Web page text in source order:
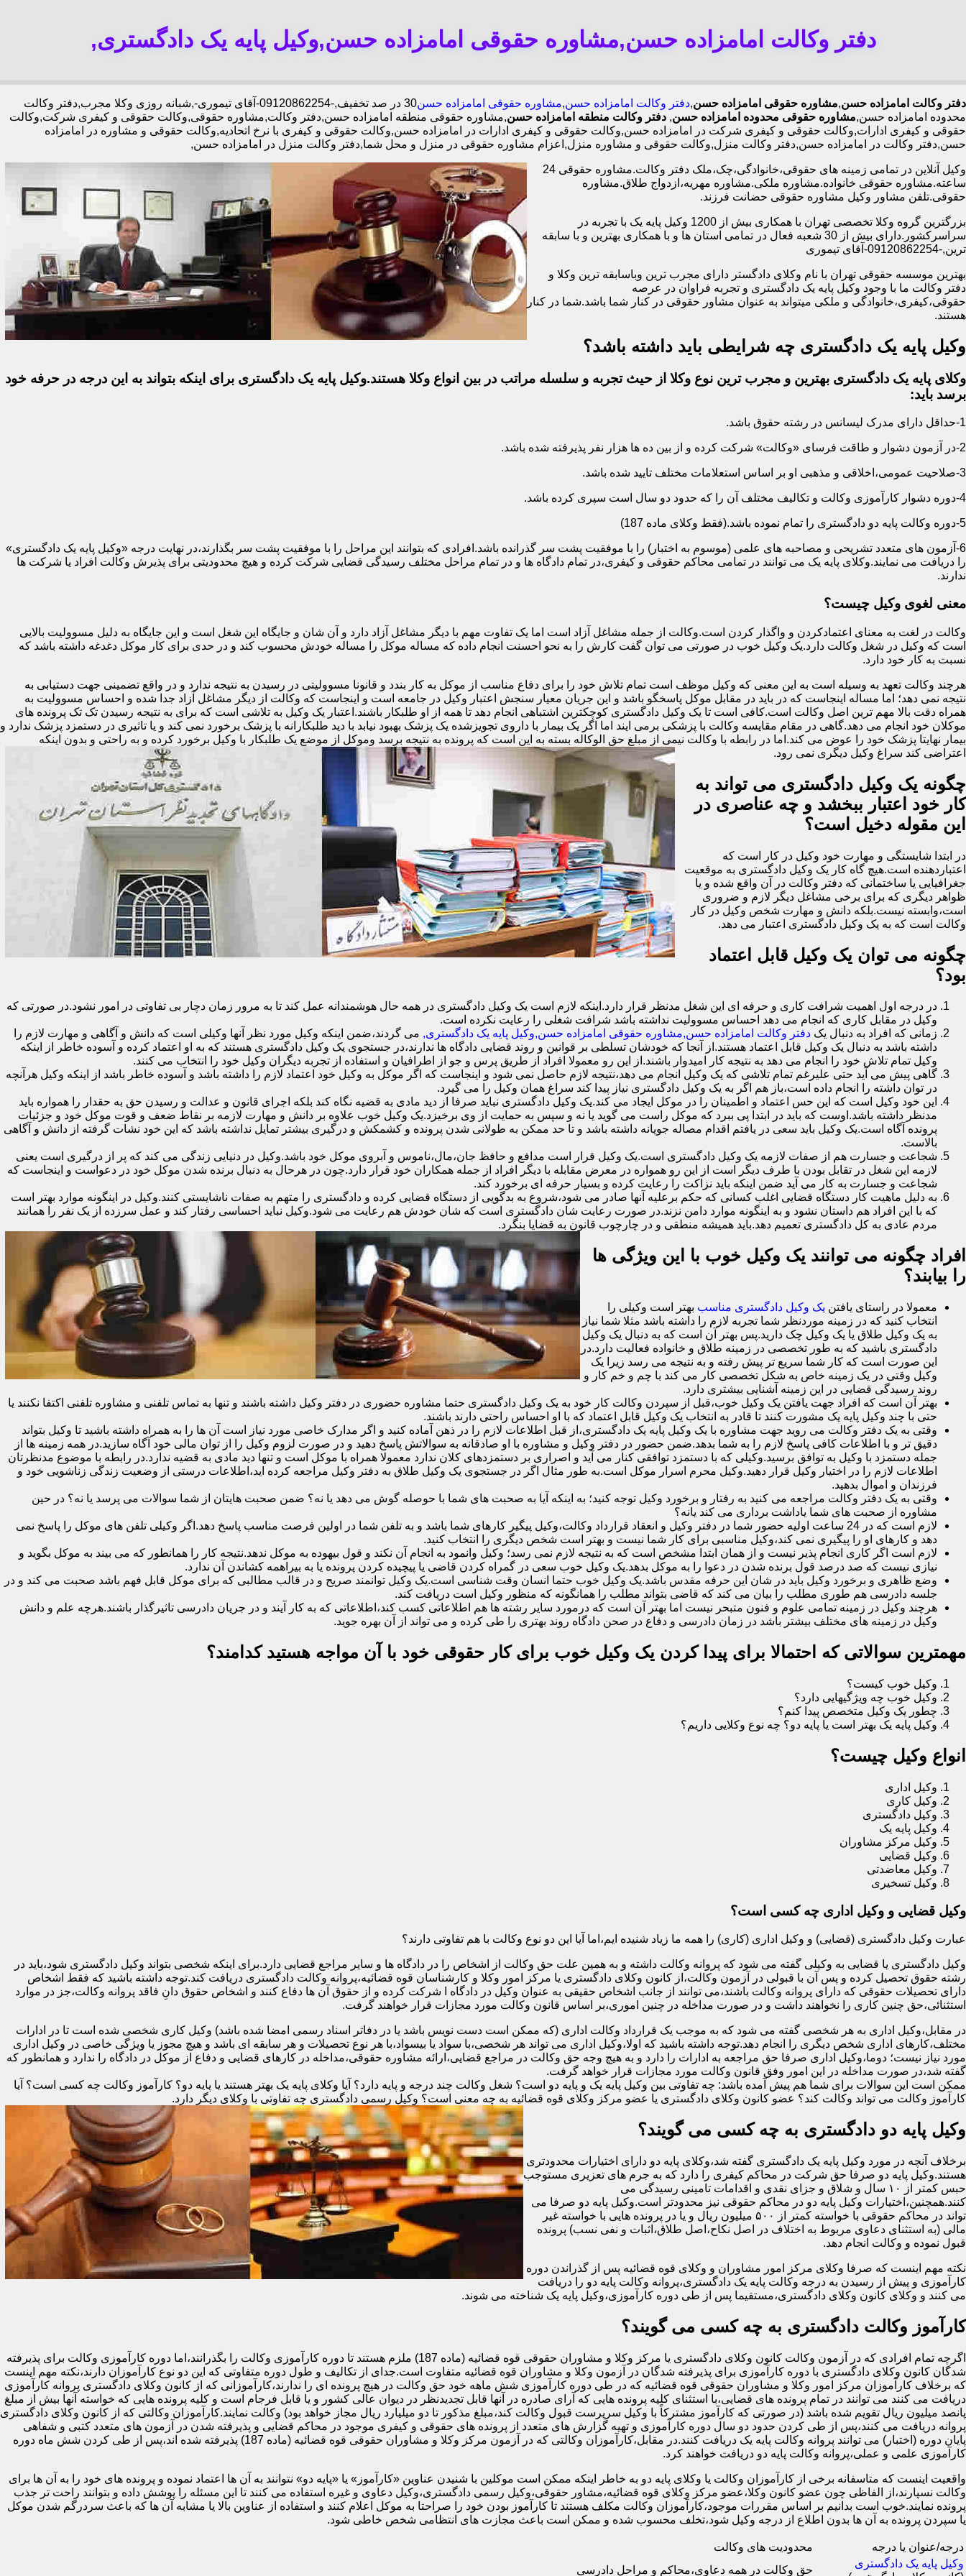
دفتر وکالت امامزاده حسن,مشاوره حقوقی امامزاده حسن,وکیل پایه یک دادگستری,
دفتر وکالت امامزاده حسن,مشاوره حقوقی امامزاده حسن,دفتر وکالت امامزاده حسن,مشاوره حقوقی امامزاده حسن
30 در صد تخفیف,-09120862254-آقای تیموری-,شبانه روزی وکلا مجرب,دفتر وکالت
محدوده امامزاده حسن,مشاوره حقوقی محدوده امامزاده حسن, دفتر وکالت منطقه امامزاده حسن,مشاوره حقوقی منطقه امامزاده حسن,دفتر وکالت,مشاوره حقوقی,وکالت حقوقی و کیفری شرکت,وکالت
حقوقی و کیفری ادارات,وکالت حقوقی و کیفری شرکت در امامزاده حسن,وکالت حقوقی و کیفری ادارات در امامزاده حسن,وکالت حقوقی و کیفری با نرخ اتحادیه,وکالت حقوقی و مشاوره در امامزاده
حسن,دفتر وکالت در امامزاده حسن,دفتر وکالت منزل,وکالت حقوقی و مشاوره منزل,اعزام مشاوره حقوقی در منزل و محل شما,دفتر وکالت منزل در امامزاده حسن,
وکیل آنلاین در تمامی زمینه های حقوقی،خانوادگی،چک،ملک دفتر وکالت.مشاوره حقوقی 24
ساعته.مشاوره حقوقی خانواده.مشاوره ملکی.مشاوره مهریه،ازدواج طلاق.مشاوره
حقوقی.تلفن مشاور وکیل مشاوره حقوقی حضانت فرزند.
بزرگترین گروه وکلا تخصصی تهران با همکاری بیش از 1200 وکیل پایه یک با تجربه در
سراسرکشور.دارای بیش از 30 شعبه فعال در تمامی استان ها و با همکاری بهترین و با سابقه
ترین,-09120862254-آقای تیموری
بهترین موسسه حقوقی تهران با نام وکلای دادگستر دارای مجرب ترین وباسابقه ترین وکلا و
دفتر وکالت ما با وجود وکیل پایه یک دادگستری و تجربه فراوان در عرصه
حقوقی،کیفری،خانوادگی و ملکی میتواند به عنوان مشاور حقوقی در کنار شما باشد.شما در کنار
هستند.
وکیل پایه یک دادگستری چه شرایطی باید داشته باشد؟
وکلای پایه یک دادگستری بهترین و مجرب ترین نوع وکلا از حیث تجربه و سلسله مراتب در بین انواع وکلا هستند.وکیل پایه یک دادگستری برای اینکه بتواند به این درجه در حرفه خود
برسد باید:
1-حداقل دارای مدرک لیسانس در رشته حقوق باشد.
2-در آزمون دشوار و طاقت فرسای «وکالت» شرکت کرده و از بین ده ها هزار نفر پذیرفته شده باشد.
3-صلاحیت عمومی،اخلاقی و مذهبی او بر اساس استعلامات مختلف تایید شده باشد.
4-دوره دشوار کارآموزی وکالت و تکالیف مختلف آن را که حدود دو سال است سپری کرده باشد.
5-دوره وکالت پایه دو دادگستری را تمام نموده باشد.(فقط وکلای ماده 187)
6-آزمون های متعدد تشریحی و مصاحبه های علمی (موسوم به اختبار) را با موفقیت پشت سر گذرانده باشد.افرادی که بتوانند این مراحل را با موفقیت پشت سر بگذارند،در نهایت درجه «وکیل پایه یک دادگستری»
را دریافت می نمایند.وکلای پایه یک می توانند در تمامی محاکم حقوقی و کیفری،در تمام دادگاه ها و در تمام مراحل مختلف رسیدگی قضایی شرکت کرده و هیچ محدودیتی برای پذیرش وکالت افراد یا شرکت ها
ندارند.
معنی لغوی وکیل چیست؟
وکالت در لغت به معنای اعتمادکردن و واگذار کردن است.وکالت از جمله مشاغل آزاد است اما یک تفاوت مهم با دیگر مشاغل آزاد دارد و آن شان و جایگاه این شغل است و این جایگاه به دلیل مسوولیت بالایی
است که وکیل در شغل وکالت دارد.یک وکیل خوب در صورتی می توان گفت کارش را به نحو احسنت انجام داده که مساله موکل را مساله خودش محسوب کند و در حدی برای کار موکل دغدغه داشته باشد که
نسبت به کار خود دارد.
هرچند وکالت تعهد به وسیله است به این معنی که وکیل موظف است تمام تلاش خود را برای دفاع مناسب از موکل به کار بندد و قانونا مسوولیتی در رسیدن به نتیجه ندارد و در واقع تضمینی جهت دستیابی به
نتیجه نمی دهد؛ اما مساله اینجاست که در باید در مقابل موکل پاسخگو باشد و این جریان معیار سنجش اعتبار وکیل در جامعه است و اینجاست که وکالت از دیگر مشاغل آزاد جدا شده و احساس مسوولیت به
همراه دقت بالا مهم ترین اصل وکالت است.کافی است تا یک وکیل دادگستری کوچکترین اشتباهی انجام دهد تا همه از او طلبکار باشند.اعتبار یک وکیل به تلاشی است که برای به نتیجه رسیدن تک تک پرونده های
موکلان خود انجام می دهد.گاهی در مقام مقایسه وکالت با پزشکی برمی ایند اما اگر یک بیمار با داروی تجویزشده یک پزشک بهبود نیابد با دید طلبکارانه با پزشک برخورد نمی کند و یا تاثیری در دستمزد پزشک ندارد و
بیمار نهایتا پزشک خود را عوض می کند.اما در رابطه با وکالت نیمی از مبلغ حق الوکاله بسته به این است که پرونده به نتیجه برسد وموکل از موضع یک طلبکار با وکیل برخورد کرده و به راحتی و بدون اینکه
اعتراضی کند سراغ وکیل دیگری نمی رود.
چگونه یک وکیل دادگستری می تواند به
کار خود اعتبار ببخشد و چه عناصری در
این مقوله دخیل است؟
در ابتدا شایستگی و مهارت خود وکیل در کار است که
اعتباردهنده است.هیچ گاه کار یک وکیل دادگستری به موقعیت
جغرافیایی یا ساختمانی که دفتر وکالت در آن واقع شده و یا
ظواهر دیگری که برای برخی مشاغل دیگر لازم و ضروری
است،وابسته نیست.بلکه دانش و مهارت شخص وکیل در کار
وکالت است که به یک وکیل دادگستری اعتبار می دهد.
چگونه می توان یک وکیل قابل اعتماد
بود؟
در درجه اول اهمیت شرافت کاری و حرفه ای این شغل مدنظر قرار دارد.اینکه لازم است یک وکیل دادگستری در همه حال هوشمندانه عمل کند تا به مرور زمان دچار بی تفاوتی در امور نشود.در صورتی که
وکیل در مقابل کاری که انجام می دهد احساس مسوولیت نداشته باشد شرافت شغلی را رعایت نکرده است.
زمانی که افراد به دنبال یک دفتر وکالت امامزاده حسن,مشاوره حقوقی امامزاده حسن,وکیل پایه یک دادگستری, می گردند،ضمن اینکه وکیل مورد نظر آنها وکیلی است که دانش و آگاهی و مهارت لازم را
داشته باشد به دنبال یک وکیل قابل اعتماد هستند.از آنجا که خودشان تسلطی بر قوانین و روند قضایی دادگاه ها ندارند،در جستجوی یک وکیل دادگستری هستند که به او اعتماد کرده و آسوده خاطر از اینکه
وکیل تمام تلاش خود را انجام می دهد به نتیجه کار امیدوار باشند.از این رو معمولا افراد از طریق پرس و جو از اطرافیان و استفاده از تجربه دیگران وکیل خود را انتخاب می کنند.
گاهی پیش می آید حتی علیرغم تمام تلاشی که یک وکیل انجام می دهد،نتیجه لازم حاصل نمی شود و اینجاست که اگر موکل به وکیل خود اعتماد لازم را داشته باشد و آسوده خاطر باشد از اینکه وکیل هرآنچه
در توان داشته را انجام داده است،باز هم اگر به یک وکیل دادگستری نیاز پیدا کند سراغ همان وکیل را می گیرد.
این خود وکیل است که این حس اعتماد و اطمینان را در موکل ایجاد می کند.یک وکیل دادگستری نباید صرفا از دید مادی به قضیه نگاه کند بلکه اجرای قانون و عدالت و رسیدن حق به حقدار را همواره باید
مدنظر داشته باشد.اوست که باید در ابتدا پی ببرد که موکل راست می گوید یا نه و سپس به حمایت از وی برخیزد.یک وکیل خوب علاوه بر دانش و مهارت لازمه بر نقاط ضعف و قوت موکل خود و جزئیات
پرونده آگاه است.یک وکیل باید سعی در یافتم اقدام مصاله جویانه داشته باشد و تا حد ممکن به طولانی شدن پرونده و کشمکش و درگیری بیشتر تمایل نداشته باشد که این خود نشات گرفته از دانش و آگاهی
بالاست.
شجاعت و جسارت هم از صفات لازمه یک وکیل دادگستری است.یک وکیل قرار است مدافع و حافظ جان،مال،ناموس و آبروی موکل خود باشد.وکیل در دنیایی زندگی می کند که پر از درگیری است یعنی
لازمه این شغل در تقابل بودن با طرف دیگر است از این رو همواره در معرض مقابله با دیگر افراد از جمله همکاران خود قرار دارد.چون در هرحال به دنبال برنده شدن موکل خود در دعواست و اینجاست که
شجاعت و جسارت به کار می آید ضمن اینکه باید نزاکت را رعایت کرده و بسیار حرفه ای برخورد کند.
به دلیل ماهیت کار دستگاه قضایی اغلب کسانی که حکم برعلیه آنها صادر می شود،شروع به بدگویی از دستگاه قضایی کرده و دادگستری را متهم به صفات ناشایستی کنند.وکیل در اینگونه موارد بهتر است
که با این افراد هم داستان نشود و به اینگونه موارد دامن نزند.در صورت رعایت شان دادگستری است که شان خودش هم رعایت می شود.وکیل نباید احساسی رفتار کند و عمل سرزده از یک نفر را همانند
مردم عادی به کل دادگستری تعمیم دهد.باید همیشه منطقی و در چارچوب قانون به قضایا بنگرد.
افراد چگونه می توانند یک وکیل خوب با این ویژگی ها
را بیابند؟
معمولا در راستای یافتن یک وکیل دادگستری مناسب بهتر است وکیلی را
انتخاب کنید که در زمینه موردنظر شما تجربه لازم را داشته باشد مثلا شما نیاز
به یک وکیل طلاق یا یک وکیل چک دارید.پس بهتر آن است که به دنبال یک وکیل
دادگستری باشید که به طور تخصصی در زمینه طلاق و خانواده فعالیت دارد.در
این صورت است که کار شما سریع تر پیش رفته و به نتیجه می رسد زیرا یک
وکیل وقتی در یک زمینه خاص به شکل تخصصی کار می کند با چم و خم کار و
روند رسیدگی قضایی در این زمینه آشنایی بیشتری دارد.
بهتر آن است که افراد جهت یافتن یک وکیل خوب،قبل از سپردن وکالت کار خود به یک وکیل دادگستری حتما مشاوره حضوری در دفتر وکیل داشته باشند و تنها به تماس تلفنی و مشاوره تلفنی اکتفا نکنند یا
حتی با چند وکیل پایه یک مشورت کنند تا قادر به انتخاب یک وکیل قابل اعتماد که با او احساس راحتی دارند باشند.
وقتی به یک دفتر وکالت می روید جهت مشاوره با یک وکیل پایه یک دادگستری،از قبل اطلاعات لازم را در ذهن آماده کنید و اگر مدارک خاصی مورد نیاز است آن ها را به همراه داشته باشید تا وکیل بتواند
دقیق تر و با اطلاعات کافی پاسخ لازم را به شما بدهد.ضمن حضور در دفتر وکیل و مشاوره با او صادقانه به سوالاتش پاسخ دهید و در صورت لزوم وکیل را از توان مالی خود آگاه سازید.در همه زمینه ها از
جمله دستمزد با وکیل به توافق برسید.وکیلی که با دستمزد توافقی کنار می آید و اصراری بر دستمزدهای کلان ندارد معمولا همراه با موکل است و تنها دید مادی به قضیه ندارد.در رابطه با موضوع مدنظرتان
اطلاعات لازم را در اختیار وکیل قرار دهید.وکیل محرم اسرار موکل است.به طور مثال اگر در جستجوی یک وکیل طلاق به دفتر وکیل مراجعه کرده اید،اطلاعات درستی از وضعیت زندگی زناشویی خود و
فرزندان و اموال بدهید.
وقتی به یک دفتر وکالت مراجعه می کنید به رفتار و برخورد وکیل توجه کنید؛ به اینکه آیا به صحبت های شما با حوصله گوش می دهد یا نه؟ ضمن صحبت هایتان از شما سوالات می پرسد یا نه؟ در حین
مشاوره از صحبت های شما یاداشت برداری می کند یانه؟
لازم است که در 24 ساعت اولیه حضور شما در دفتر وکیل و انعقاد قرارداد وکالت،وکیل پیگیر کارهای شما باشد و به تلفن شما در اولین فرصت مناسب پاسخ دهد.اگر وکیلی تلفن های موکل را پاسخ نمی
دهد و کارهای او را پیگیری نمی کند،وکیل مناسبی برای کار شما نیست و بهتر است شخص دیگری را انتخاب کنید.
لازم است اگر کاری انجام پذیر نیست و از همان ابتدا مشخص است که به نتیجه لازم نمی رسد؛ وکیل وانمود به انجام آن نکند و قول بیهوده به موکل ندهد.نتیجه کار را همانطور که می بیند به موکل بگوید و
نیازی نیست که صد درصد قول برنده شدن در دعوا را به موکل بدهد.یک وکیل خوب سعی در گمراه کردن قاضی یا پیچیده کردن پرونده یا به بیراهمه کشاندن آن ندارد.
وضع ظاهری و برخورد وکیل باید در شان این حرفه مقدس باشد.یک وکیل خوب حتما انسان وقت شناسی است.یک وکیل توانمند صریح و در قالب مطالبی که برای موکل قابل فهم باشد صحبت می کند و در
جلسه دادرسی هم طوری مطلب را بیان می کند که قاضی بتواند مطلب را همانگونه که منظور وکیل است دریافت کند.
هرچند وکیل در زمینه تمامی علوم و فنون متبحر نیست اما بهتر آن است که درمورد سایر رشته ها هم اطلاعاتی کسب کند،اطلاعاتی که به کار آیند و در جریان دادرسی تاثیرگذار باشند.هرچه علم و دانش
وکیل در زمینه های مختلف بیشتر باشد در زمان دادرسی و دفاع در صحن دادگاه روند بهتری را طی کرده و می تواند از آن بهره جوید.
مهمترین سوالاتی که احتمالا برای پیدا کردن یک وکیل خوب برای کار حقوقی خود با آن مواجه هستید کدامند؟
وکیل خوب کیست؟
وکیل خوب چه ویژگیهایی دارد؟
چطور یک وکیل متخصص پیدا کنم؟
وکیل پایه یک بهتر است یا پایه دو؟ چه نوع وکلایی داریم؟
انواع وکیل چیست؟
وکیل اداری
وکیل کاری
وکیل دادگستری
وکیل پایه یک
وکیل مرکز مشاوران
وکیل قضایی
وکیل معاضدتی
وکیل تسخیری
وکیل قضایی و وکیل اداری چه کسی است؟
عبارت وکیل دادگستری (قضایی) و وکیل اداری (کاری) را همه ما زیاد شنیده ایم،اما آیا این دو نوع وکالت با هم تفاوتی دارند؟
وکیل دادگستری یا قضایی به وکیلی گفته می شود که پروانه وکالت داشته و به همین علت حق وکالت از اشخاص را در دادگاه ها و سایر مراجع قضایی دارد.برای اینکه شخصی بتواند وکیل دادگستری شود،باید در
رشته حقوق تحصیل کرده و پس آن با قبولی در آزمون وکالت،از کانون وکلای دادگستری یا مرکز امور وکلا و کارشناسان قوه قضائیه،پروانه وکالت دادگستری دریافت کند.توجه داشته باشید که فقط اشخاص
دارای تحصیلات حقوقی که دارای پروانه وکالت باشند،می توانند از جانب اشخاص حقیقی به عنوان وکیل در دادگاه ا شرکت کرده و از حقوق آن ها دفاع کنند و اشخاص حقوق دانِ فاقد پروانه وکالت،جز در موارد
استثنائی،حق چنین کاری را نخواهند داشت و در صورت مداخله در چنین اموری،بر اساس قانون وکالت مورد مجازات قرار خواهند گرفت.
در مقابل،وکیل اداری به هر شخصی گفته می شود که به موجب یک قرارداد وکالت اداری (که ممکن است دست نویس باشد یا در دفاتر اسناد رسمی امضا شده باشد) وکیل کاری شخصی شده است تا در ادارات
مختلف،کارهای اداری شخص دیگری را انجام دهد.توجه داشته باشید که اولا،وکیل اداری می تواند هر شخصی،با سواد یا بیسواد،با هر نوع تحصیلات و هر سابقه ای باشد و هیچ مجوز یا ویژگی خاصی در وکیل اداری
مورد نیاز نیست؛ دوما،وکیل اداری صرفا حق مراجعه به ادارات را دارد و به هیچ وجه حق وکالت در مراجع قضایی،ارائه مشاوره حقوقی،مداخله در کارهای قضایی و دفاع از موکل در دادگاه را ندارد و همانطور که
گفته شد،در صورت مداخله در این امور وفق قانون وکالت مورد مجازات قرار خواهد گرفت.
ممکن است این سوالات برای شما هم پیش آمده باشد: چه تفاوتی بین وکیل پایه یک و پایه دو است؟ شغل وکالت چند درجه و پایه دارد؟ آیا وکلای پایه یک بهتر هستند یا پایه دو؟ کارآموز وکالت چه کسی است؟ آیا
کارآموز وکالت می تواند وکالت کند؟ عضو کانون وکلای دادگستری یا عضو مرکز وکلای قوه قضائیه به چه معنی است؟ وکیل رسمی دادگستری چه تفاوتی با وکلای دیگر دارد.
وکیل پایه دو دادگستری به چه کسی می گویند؟
برخلاف آنچه در مورد وکیل پایه یک دادگستری گفته شد،وکلای پایه دو دارای اختیارات محدودتری
هستند.وکیل پایه دو صرفا حق شرکت در محاکم کیفری را دارد که به جرم های تعزیری مستوجب
حبس کمتر از ۱۰ سال و شلاق و جزای نقدی و اقدامات تامینی رسیدگی می
کنند.همچنین،اختیارات وکیل پایه دو در محاکم حقوقی نیز محدودتر است.وکیل پایه دو صرفا می
تواند در محاکم حقوقی با خواسته کمتر از ۵۰۰ میلیون ریال و یا در پرونده هایی با خواسته غیر
مالی (به استثنای دعاوی مربوط به اختلاف در اصل نکاح،اصل طلاق،اثبات و نفی نسب) پرونده
قبول نموده و وکالت انجام دهد.
نکته مهم اینست که صرفا وکلای مرکز امور مشاوران و وکلای قوه قضائیه پس از گذراندن دوره
کارآموزی و پیش از رسیدن به درجه وکالت پایه یک دادگستری،پروانه وکالت پایه دو را دریافت
می کنند و وکلای کانون وکلای دادگستری،مستقیما پس از طی دوره کارآموزی،وکیل پایه یک شناخته می شوند.
کارآموز وکالت دادگستری به چه کسی می گویند؟
اگرچه تمام افرادی که در آزمون وکالت کانون وکلای دادگستری یا مرکز وکلا و مشاوران حقوقی قوه قضائیه (ماده 187) ملزم هستند تا دوره کارآموزی وکالت را بگذرانند،اما دوره کارآموزی وکالت برای پذیرفته
شدگان کانون وکلای دادگستری با دوره کارآموزی برای پذیرفته شدگان در آزمون وکلا و مشاوران قوه قضائیه متفاوت است.جدای از تکالیف و طول دوره متفاوتی که این دو نوع کارآموزان دارند،نکته مهم اینست
که برخلاف کارآموزان مرکز امور وکلا و مشاوران حقوقی قوه قضائیه که در طی دوره کارآموزی شش ماهه خود حق وکالت در هیچ پرونده ای را ندارند،کارآموزانی که از کانون وکلای دادگستری پروانه کارآموزی
دریافت می کنند می توانند در تمام پرونده های قضایی،با استثنای کلیه پرونده هایی که آرای صادره در آنها قابل تجدیدنظر در دیوان عالی کشور و یا قابل فرجام است و کلیه پرونده هایی که خواسته آنها بیش از مبلغ
پانصد میلیون ریال تقویم شده باشد (در صورتی که کارآموز مشترکاً با وکیل سرپرست قبول وکالت کند،مبلغ مذکور تا دو میلیارد ریال مجاز خواهد بود) وکالت نمایند.کارآموزان وکالتی که از کانون وکلای دادگستری
پروانه دریافت می کنند،پس از طی کردن حدود دو سال دوره کارآموزی و تهیه گزارش های متعدد از پرونده های حقوقی و کیفری موجود در محاکم قضایی و پذیرفته شدن در آزمون های متعدد کتبی و شفاهی
پایان دوره (اختبار) می توانند پروانه وکالت پایه یک دریافت کنند.در مقابل،کارآموزان وکالتی که در آزمون مرکز وکلا و مشاوران حقوقی قوه قضائیه (ماده 187) پذیرفته شده اند،پس از طی کردن شش ماه دوره
کارآموزی علمی و عملی،پروانه وکالت پایه دو دریافت خواهند کرد.
واقعیت اینست که متاسفانه برخی از کارآموزان وکالت یا وکلای پایه دو به خاطر اینکه ممکن است موکلین با شنیدن عناوین «کارآموز» یا «پایه دو» نتوانند به آن ها اعتماد نموده و پرونده های خود را به آن ها برای
وکالت نسپارند،از الفاظی چون عضو کانون وکلا،عضو مرکز وکلای قوه قضائیه،مشاور حقوقی،وکیل رسمی دادگستری،وکیل دعاوی و غیره استفاده می کنند تا این مسئله را پوشش داده و بتوانند راحت تر جذب
پرونده نمایند.خوب است بدانیم بر اساس مقررات موجود،کارآموزان وکالت مکلف هستند تا کارآموز بودن خود را صراحتا به موکل اعلام کنند و استفاده از عناوین بالا یا مشابه آن ها که باعث سردرگم شدن موکل
یا سپردن پرونده به آن ها بدون اطلاع از درجه وکیل شود،تخلف محسوب شده و ممکن است باعث مجازت های انتظامی شخص خاطی شود.
درجه/عنوان یا درجه
محدودیت های وکالت
وکیل پایه یک دادگستری
حق وکالت در همه دعاوی،محاکم و مراحل دادرسی